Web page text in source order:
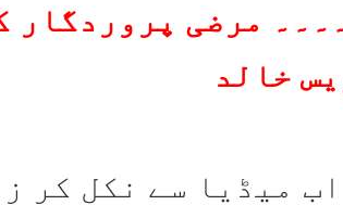
مرضی پروردگار
خالد
میڈیا سے نکل کر